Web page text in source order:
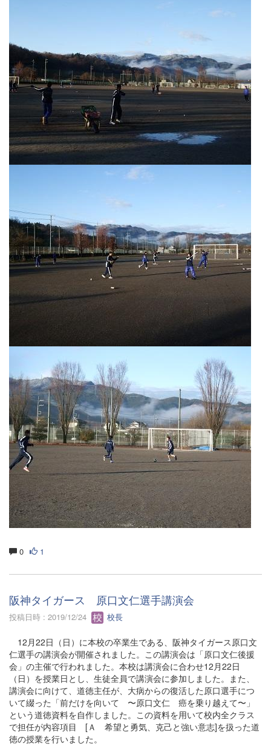
0 1
阪神タイガース 原口文仁選手講演会
投稿日時 : 2019/12/24 校長
12月22日（日）に本校の卒業生である、阪神タイガース原口文
仁選手の講演会が開催されました。この講演会は「原口文仁後援
会」の主催で行われました。本校は講演会に合わせ12月22日
（日）を授業日とし、生徒全員で講演会に参加しました。また、
講演会に向けて、道徳主任が、大病からの復活した原口選手につ
いて綴った「前だけを向いて 〜原口文仁 癌を乗り越えて〜」
という道徳資料を自作しました。この資料を用いて校内全クラス
で担任が内容項目 [Ａ 希望と勇気、克己と強い意志]を扱った道
徳の授業を行いました。